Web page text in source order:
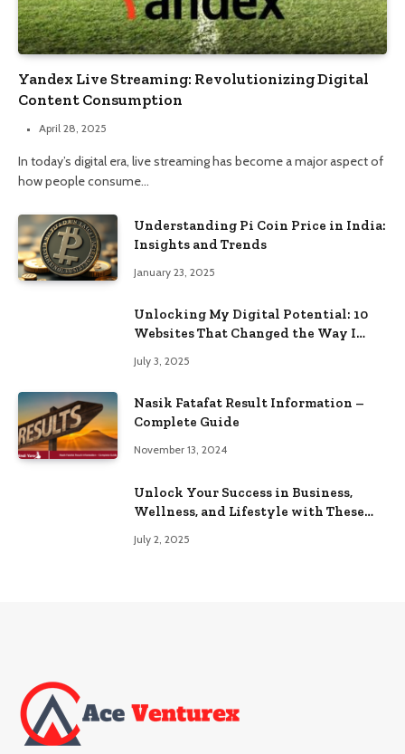
Yandex Live Streaming: Revolutionizing Digital
Content Consumption
April 28, 2025
In today’s digital era, live streaming has become a major aspect of
how people consume…
Understanding Pi Coin Price in India:
Insights and Trends
January 23, 2025
Unlocking My Digital Potential: 10
Websites That Changed the Way I
July 3, 2025
Nasik Fatafat Result Information –
Complete Guide
November 13, 2024
Unlock Your Success in Business,
Wellness, and Lifestyle with These
July 2, 2025